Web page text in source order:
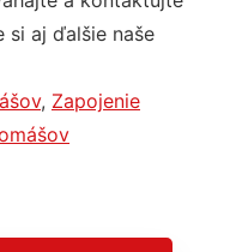
si aj ďalšie naše
, Zapojenie